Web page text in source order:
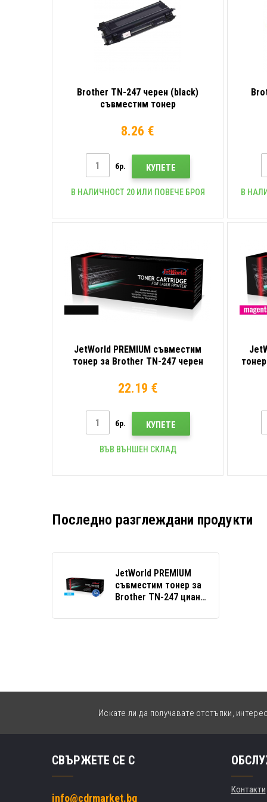
Brother TN-247 черен (black)
съвместим тонер
8.26 €
бр. КУПЕТЕ
В НАЛИЧНОСТ 20 ИЛИ ПОВЕЧЕ БРОЯ В
JetWorld PREMIUM съвместим
тонер за Brother TN-247 черен
22.19 €
бр. КУПЕТЕ
ВЪВ ВЪНШЕН СКЛАД
Последно разглеждани продукти
JetWorld PREMIUM
съвместим тонер за
Brother TN-247 циан
Искате ли да получавате отстъпки,
СВЪРЖЕТЕ СЕ С
info@cdrmarket.bg
Контакти